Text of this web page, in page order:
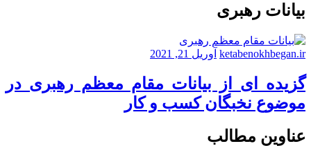
بیانات رهبری
ketabenokhbegan.ir آوریل 21, 2021
گزیده ای از بیانات مقام معظم رهبری در
موضوع نخبگان کسب و کار
عناوین مطالب